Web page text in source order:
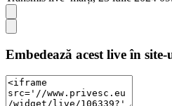
Embedează acest live în